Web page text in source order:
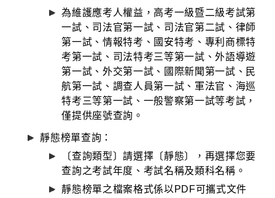
為維護應考人權益，高考一級暨二級考試第
一試、司法官第一試、司法官第二試、律師
第一試、情報特考、國安特考、專利商標特
考第一試、司法特考三等第一試、外語導遊
第一試、外交第一試、國際新聞第一試、民
航第一試、調查人員第一試、軍法官、海巡
特考三等第一試、一般警察第一試等考試，
僅提供座號查詢。
靜態榜單查詢：
〔查詢類型〕請選擇〔靜態〕，再選擇您要
查詢之考試年度、考試名稱及類科名稱。
靜態榜單之檔案格式係以PDF可攜式文件